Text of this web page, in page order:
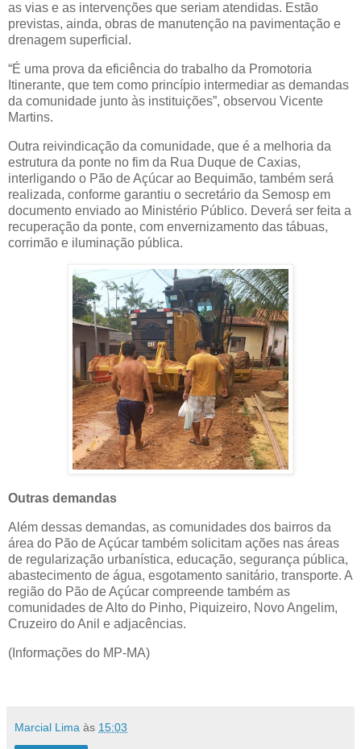
as vias e as intervenções que seriam atendidas. Estão
previstas, ainda, obras de manutenção na pavimentação e
drenagem superficial.
“É uma prova da eficiência do trabalho da Promotoria
Itinerante, que tem como princípio intermediar as demandas
da comunidade junto às instituições”, observou Vicente
Martins.
Outra reivindicação da comunidade, que é a melhoria da
estrutura da ponte no fim da Rua Duque de Caxias,
interligando o Pão de Açúcar ao Bequimão, também será
realizada, conforme garantiu o secretário da Semosp em
documento enviado ao Ministério Público. Deverá ser feita a
recuperação da ponte, com envernizamento das tábuas,
corrimão e iluminação pública.
Outras demandas
Além dessas demandas, as comunidades dos bairros da
área do Pão de Açúcar também solicitam ações nas áreas
de regularização urbanística, educação, segurança pública,
abastecimento de água, esgotamento sanitário, transporte. A
região do Pão de Açúcar compreende também as
comunidades de Alto do Pinho, Piquizeiro, Novo Angelim,
Cruzeiro do Anil e adjacências.
(Informações do MP-MA)
Marcial Lima às 15:03